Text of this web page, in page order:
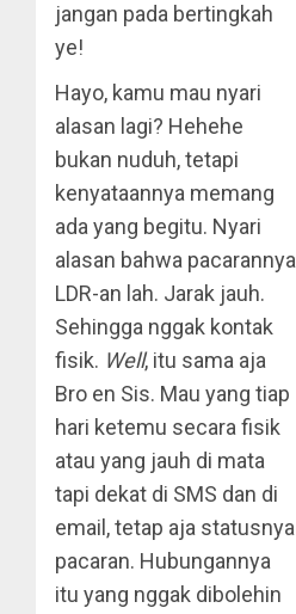
jangan pada bertingkah
ye!
Hayo, kamu mau nyari
alasan lagi? Hehehe
bukan nuduh, tetapi
kenyataannya memang
ada yang begitu. Nyari
alasan bahwa pacarannya
LDR-an lah. Jarak jauh.
Sehingga nggak kontak
fisik. Well, itu sama aja
Bro en Sis. Mau yang tiap
hari ketemu secara fisik
atau yang jauh di mata
tapi dekat di SMS dan di
email, tetap aja statusnya
pacaran. Hubungannya
itu yang nggak dibolehin